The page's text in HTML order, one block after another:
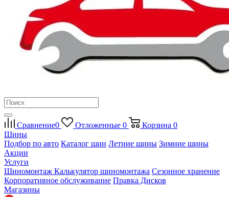
Сравнение0 Отложенные 0 Корзина 0
Шины
Подбор по авто Каталог шин Летние шины Зимние шины
Акции
Услуги
Шиномонтаж Калькулятор шиномонтажа Сезонное хранение
Корпоративное обслуживание Правка Дисков
Магазины